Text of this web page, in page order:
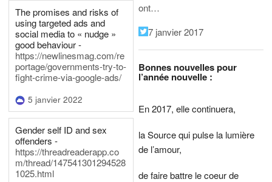
The promises and risks of
using targeted ads and
social media to « nudge »
good behaviour -
https://newlinesmag.com/re
portage/governments-try-to-
fight-crime-via-google-ads/
5 janvier 2022
Gender self ID and sex
offenders -
https://threadreaderapp.co
m/thread/147541301294528
1025.html
ont…
7 janvier 2017
Bonnes nouvelles pour
l’année nouvelle :
En 2017, elle continuera,
la Source qui pulse la lumière
de l’amour,
de faire battre le coeur de